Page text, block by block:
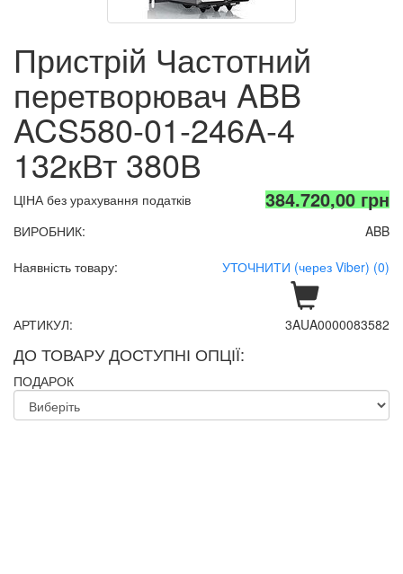
Пристрій Частотний
перетворювач ABB
ACS580-01-246A-4
132кВт 380В
ЦІНА без урахування податків 384.720,00 грн
ВИРОБНИК:
ABB
Наявність товару:
УТОЧНИТИ (через Viber) (0)
АРТИКУЛ: 3AUA0000083582
ДО ТОВАРУ ДОСТУПНІ ОПЦІЇ:
ПОДАРОК